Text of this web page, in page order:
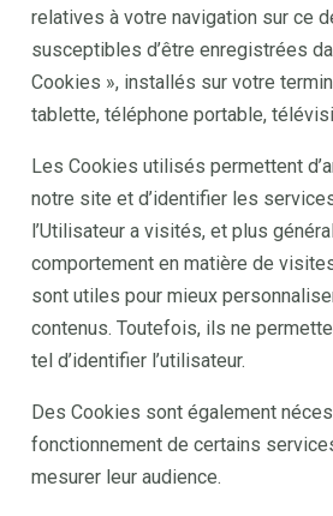
relatives à votre navigation sur ce
susceptibles d’être enregistrées
Cookies », installés sur votre
tablette, téléphone portable,
Les Cookies utilisés permettent
notre site et d’identifier les
l’Utilisateur a visités, et plus
comportement en matière de
sont utiles pour mieux
contenus. Toutefois, ils ne
tel d’identifier l’utilisateur.
Des Cookies sont également
fonctionnement de certains
mesurer leur audience.